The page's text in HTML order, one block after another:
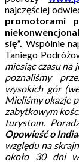
najczęściej
promotorami
się”. Wspólnie
Taniego
miesiąc czasu
poznaliśmy
wysokich gór
Mieliśmy okazje
zabytkowym
turystom.
Opowieść o
względu na
około 30 dni